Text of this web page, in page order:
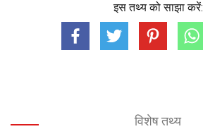
इस तथ्य को साझा करें:
विशेष तथ्य